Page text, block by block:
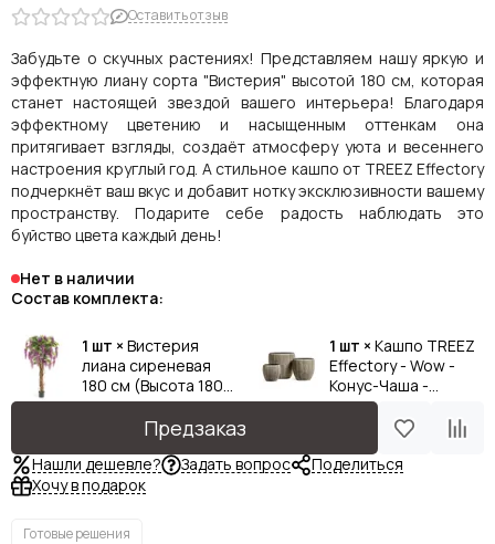
Оставить отзыв
Забудьте о скучных растениях! Представляем нашу яркую и
эффектную лиану сорта "Вистерия" высотой 180 см, которая
станет настоящей звездой вашего интерьера! Благодаря
эффектному цветению и насыщенным оттенкам она
притягивает взгляды, создаёт атмосферу уюта и весеннего
настроения круглый год. А стильное кашпо от TREEZ Effectory
подчеркнёт ваш вкус и добавит нотку эксклюзивности вашему
пространству. Подарите себе радость наблюдать это
буйство цвета каждый день!
Нет в наличии
Состав комплекта:
1 шт × Вистерия
лиана сиреневая
180 см (Высота 180
см)
1 шт × Кашпо TREEZ
Effectory - Wow -
Конус-Чаша -
Капучино (Высота
46 см, Диаметр 49
Предзаказ
Нашли дешевле? Задать вопрос
Поделиться
Хочу в подарок
Готовые решения